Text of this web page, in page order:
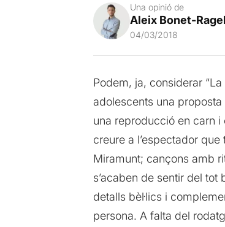
Una opinió de
Aleix Bonet-Ragel
04/03/2018
Podem, ja, considerar
adolescents una
una reproducció en carn
creure a l’espectador
Miramunt; cançons amb
s’acaben de sentir del
detalls bèl·lics i
persona. A falta del